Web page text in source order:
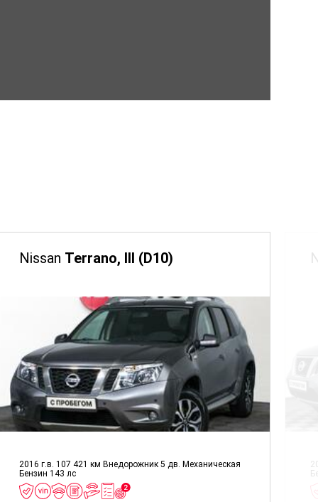
Nissan Terrano, III (D10)
2016 г.в. 107 421 км Внедорожник 5 дв. Механическая
Бензин 143 лс